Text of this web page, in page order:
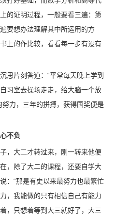
的证明过程，一般要看三遍：第
要想办法理解其中所运用的方
上的作比较，看看每一步有没有
思片刻答道：“平常每天晚上学到
习室去操场走走，给大脑一个放
力，三年的拼搏，获得国奖便是
不负
，大二才转过来，刚一转来他便
，除了大二的课程，还要自学大
：“那是有史以来最努力也最繁忙
，我能做的只有相信自己有能力
，只想着等到大三就好了，大三